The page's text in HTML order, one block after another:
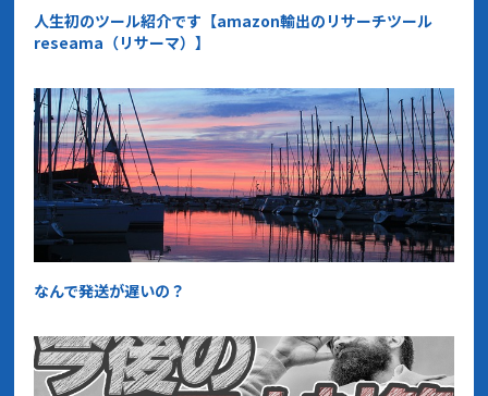
人生初のツール紹介です【amazon輸出のリサーチツール
reseama（リサーマ）】
なんで発送が遅いの？